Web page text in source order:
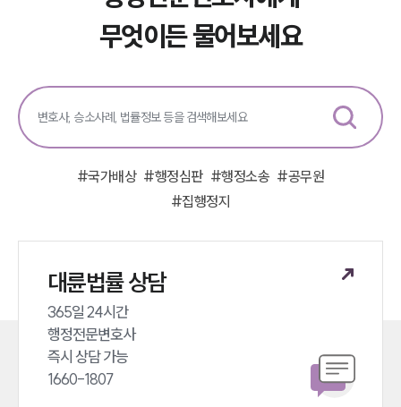
무엇이든 물어보세요
#국가배상 #행정심판 #행정소송 #공무원
#집행정지
대륜법률 상담
365일 24시간
행정전문변호사
즉시 상담 가능
1660-1807